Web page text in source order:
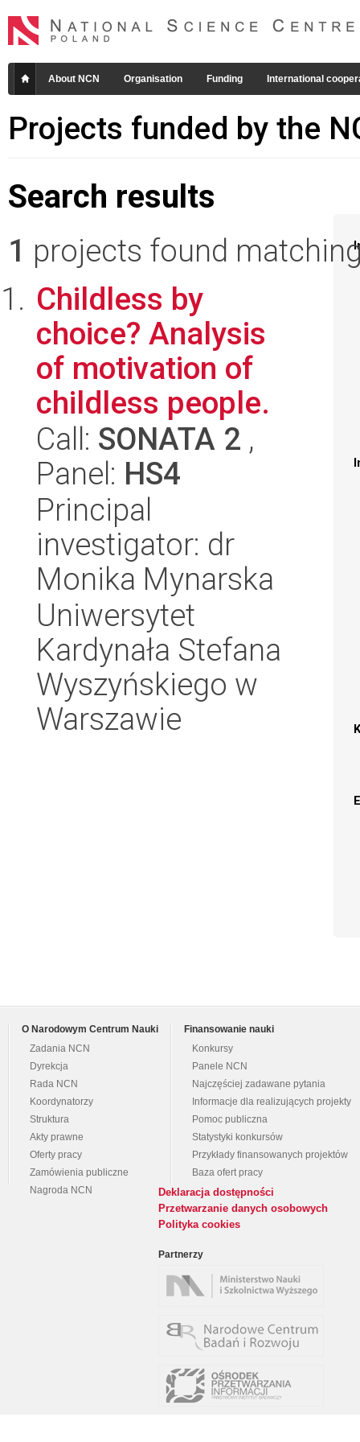
About NCN Organisation Funding International
Projects funded by the
Search results
1 projects found
Childless by
choice? Analysis
of motivation of
childless people.
Call: SONATA 2 ,
Panel: HS4
Principal
investigator: dr
Monika Mynarska
Uniwersytet
Kardynała Stefana
Wyszyńskiego w
Warszawie
O Narodowym Centrum Nauki
Zadania NCN
Dyrekcja
Rada NCN
Koordynatorzy
Struktura
Akty prawne
Oferty pracy
Zamówienia publiczne
Nagroda NCN
Finansowanie nauki
Konkursy
Panele NCN
Najczęściej zadawane pytania
Informacje dla realizujących projekty
Pomoc publiczna
Statystyki konkursów
Przykłady finansowanych projektów
Baza ofert pracy
Deklaracja dostępności
Przetwarzanie danych osobowych
Polityka cookies
Partnerzy